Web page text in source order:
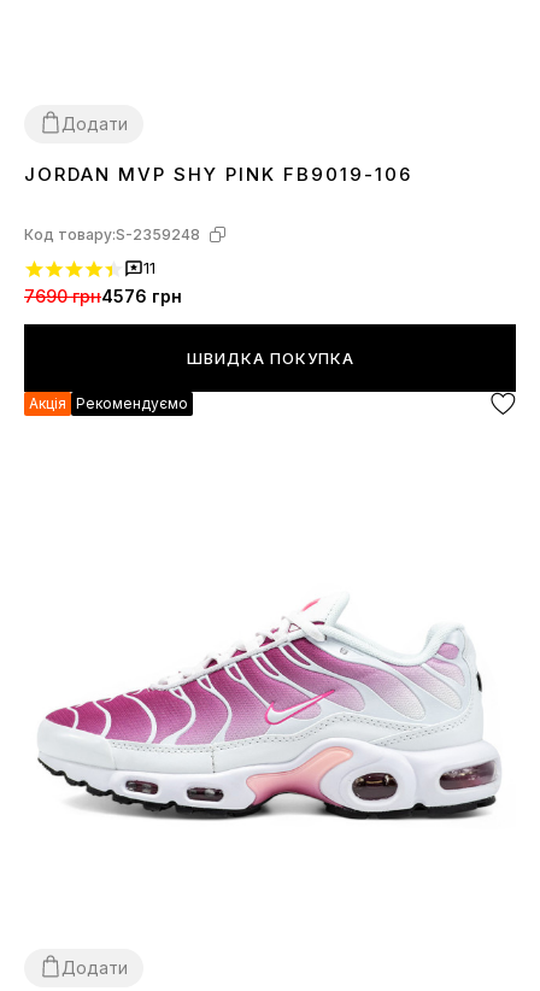
Додати
3638
JORDAN MVP SHY PINK FB9019-106
Код товару:S-2359248
11
7690 грн4576 грн
ШВИДКА ПОКУПКА
Акція Рекомендуємо
Додати